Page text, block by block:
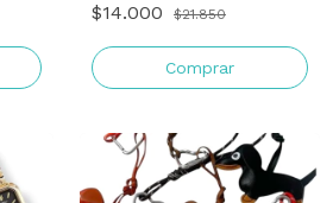
$14.000 $21.850